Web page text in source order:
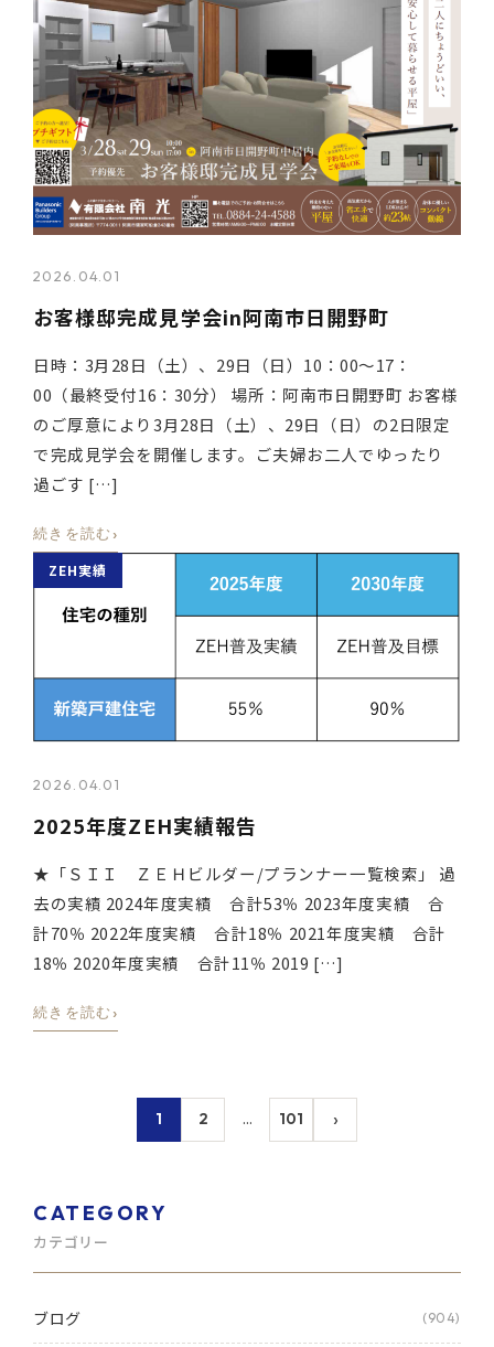
2026.04.01
お客様邸完成見学会in阿南市日開野町
日時：3月28日（土）、29日（日）10：00～17：
00（最終受付16：30分） 場所：阿南市日開野町 お客様
のご厚意により3月28日（土）、29日（日）の2日限定
で完成見学会を開催します。ご夫婦お二人でゆったり
過ごす […]
続きを読む ›
ZEH実績
2026.04.01
2025年度ZEH実績報告
★「ＳＩＩ ＺＥＨビルダー/プランナー一覧検索」 過
去の実績 2024年度実績 合計53％ 2023年度実績 合
計70％ 2022年度実績 合計18％ 2021年度実績 合計
18％ 2020年度実績 合計11％ 2019 […]
続きを読む ›
1 2 … 101 ›
CATEGORY
カテゴリー
ブログ (904)